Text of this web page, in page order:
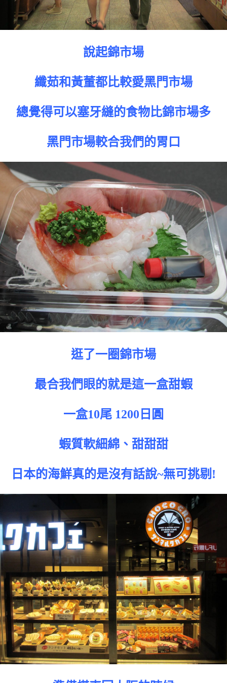
說起錦市場
纖茹和黃董都比較愛黑門市場
總覺得可以塞牙縫的食物比錦市場多
黑門市場較合我們的胃口
逛了一圈錦市場
最合我們眼的就是這一盒甜蝦
一盒10尾 1200日圓
蝦質軟細綿、甜甜甜
日本的海鮮真的是沒有話說~無可挑剔!